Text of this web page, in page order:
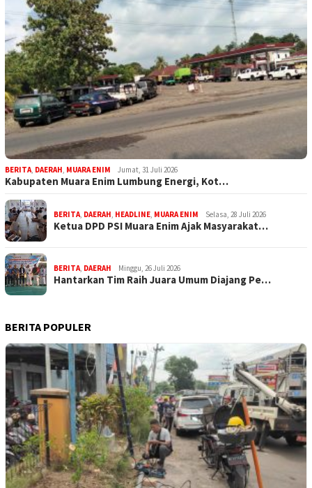
BERITA DAERAH MUARA ENIM Jumat, 31 Juli 2026
Kabupaten Muara Enim Lumbung Energi, Kot…
BERITA DAERAH HEADLINE MUARA ENIM Selasa, 28 Juli 2026
Ketua DPD PSI Muara Enim Ajak Masyarakat…
BERITA DAERAH Minggu, 26 Juli 2026
Hantarkan Tim Raih Juara Umum Diajang Pe…
BERITA POPULER